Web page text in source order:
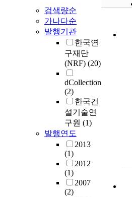
검색량순
가나다순
발행기관
한국연
구재단
(NRF) (20)
dCollection
(2)
한국건
설기술연
구원 (1)
발행연도
2013
(1)
2012
(1)
2007
(2)